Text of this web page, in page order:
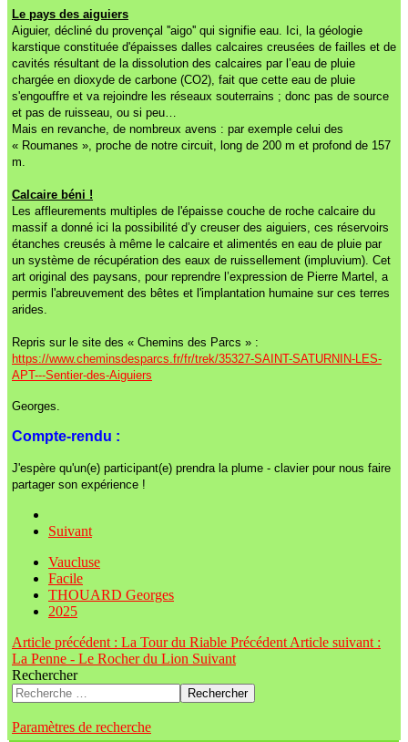
Le pays des aiguiers
Aiguier, décliné du provençal ''aigo'' qui signifie eau. Ici, la géologie
karstique constituée d'épaisses dalles calcaires creusées de failles et de
cavités résultant de la dissolution des calcaires par l’eau de pluie
chargée en dioxyde de carbone (CO2), fait que cette eau de pluie
s'engouffre et va rejoindre les réseaux souterrains ; donc pas de source
et pas de ruisseau, ou si peu…
Mais en revanche, de nombreux avens : par exemple celui des
« Roumanes », proche de notre circuit, long de 200 m et profond de 157
m.
Calcaire béni !
Les affleurements multiples de l'épaisse couche de roche calcaire du
massif a donné ici la possibilité d’y creuser des aiguiers, ces réservoirs
étanches creusés à même le calcaire et alimentés en eau de pluie par
un système de récupération des eaux de ruissellement (impluvium). Cet
art original des paysans, pour reprendre l’expression de Pierre Martel, a
permis l'abreuvement des bêtes et l'implantation humaine sur ces terres
arides.
Repris sur le site des « Chemins des Parcs » :
https://www.cheminsdesparcs.fr/fr/trek/35327-SAINT-SATURNIN-LES-
APT---Sentier-des-Aiguiers
Georges.
Compte-rendu :
J'espère qu'un(e) participant(e) prendra la plume - clavier pour nous faire
partager son expérience !
Suivant
Vaucluse
Facile
THOUARD Georges
2025
Article précédent : La Tour du Riable Précédent Article suivant :
La Penne - Le Rocher du Lion Suivant
Rechercher
Rechercher
Paramètres de recherche